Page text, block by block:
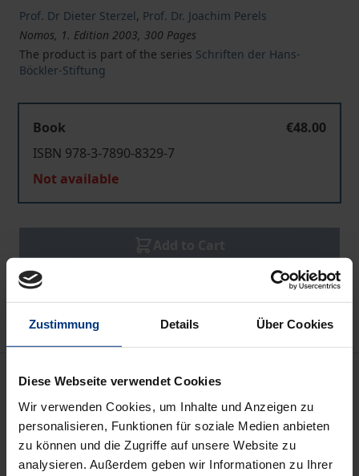
Zustimmung Details Über Cookies
Diese Webseite verwendet Cookies
Wir verwenden Cookies, um Inhalte und Anzeigen zu
personalisieren, Funktionen für soziale Medien anbieten
zu können und die Zugriffe auf unsere Website zu
analysieren. Außerdem geben wir Informationen zu Ihrer
Prof. Dr Dieter Sterzel, Prof. Dr. Joachim Perels
Nomos, 1. Edition 2003, 300 Pages
The product is part of the series Schriften der Hans-
Böckler-Stiftung
Book
€48.00
ISBN 978-3-7890-8329-7
Not available
Add to Cart
Add to Wish List
Delivery cost notice
Description
Das Niedersächsische Hochschulgesetz 2002 bricht
mit dem überkommenen Modell der
Hochschulselbstverwaltung. Das neue